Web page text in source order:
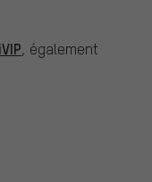
, également